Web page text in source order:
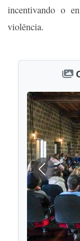
incentivando o
violência.